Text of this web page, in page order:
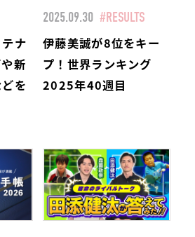
ナ
新
を
2025.09.30 #RESULTS
伊藤美誠が8位をキー
プ！世界ランキング
2025年40週目